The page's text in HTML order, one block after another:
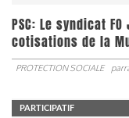
PSC: Le syndicat
cotisations de la
PROTECTION SOCIALE
PARTICIPATIF